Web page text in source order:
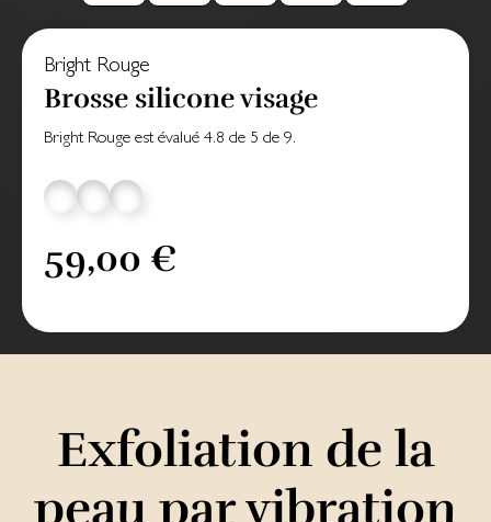
Bright Rouge
Brosse silicone visage
Bright Rouge est évalué 4.8 de 5 de 9.
59,00 €
Exfoliation de la
peau par vibration